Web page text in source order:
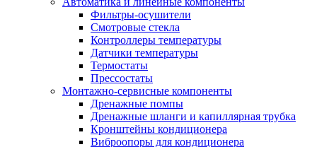
Фильтры-осушители
Смотровые стекла
Контроллеры температуры
Датчики температуры
Термостаты
Прессостаты
Монтажно‑сервисные компоненты
Дренажные помпы
Дренажные шланги и капиллярная трубка
Кронштейны кондиционера
Виброопоры для кондиционера